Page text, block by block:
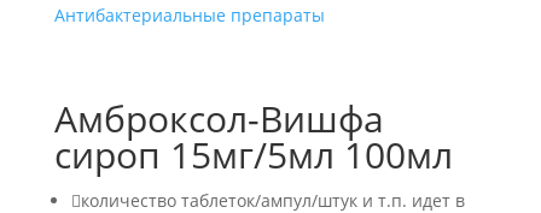
Антибактериальные препараты
Амброксол-Вишфа
сироп 15мг/5мл 100мл
количество таблеток/ампул/штук и т.п. идет в